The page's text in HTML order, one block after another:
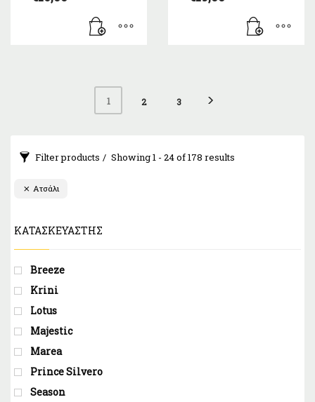
1 2 3
Filter products Showing 1 - 24 of 178 results
Ατσάλι
ΚΑΤΑΣΚΕΥΑΣΤΉΣ
Breeze
Krini
Lotus
Majestic
Marea
Prince Silvero
Season